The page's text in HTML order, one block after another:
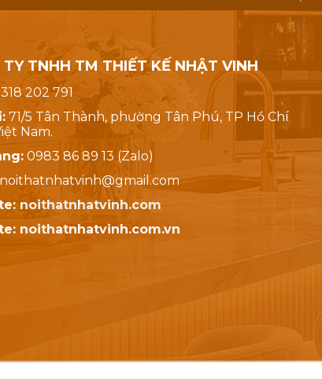
TY TNHH TM THIẾT KẾ NHẬT VINH
202 791
71/5 Tân Thành, phường Tân Phú, TP Hồ Chí
Nam.
0983 86 89 13 (Zalo)
noithatnhatvinh@gmail.com
noithatnhatvinh.com
noithatnhatvinh.com.vn